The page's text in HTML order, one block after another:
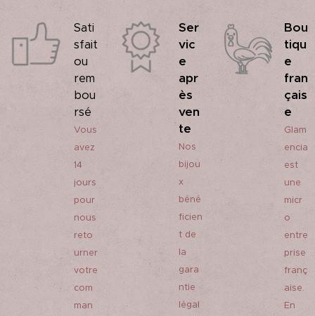
Sati
sfait
ou
rem
bou
rsé
Vous
avez
14
jours
pour
nous
reto
urner
votre
com
man
Ser
vic
e
apr
ès
ven
te
Nos
bijou
x
béné
ficien
t de
la
gara
ntie
légal
Bou
tiqu
e
fran
çais
e
Glam
encia
est
une
micr
o
entre
prise
franç
aise.
En